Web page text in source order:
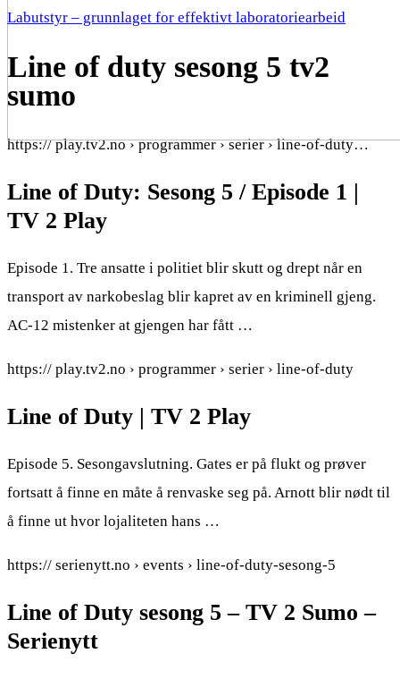
Labutstyr – grunnlaget for effektivt laboratoriearbeid
Line of duty sesong 5 tv2
sumo
https:// play.tv2.no › programmer › serier › line-of-duty…
Line of Duty: Sesong 5 / Episode 1 |
TV 2 Play
Episode 1. Tre ansatte i politiet blir skutt og drept når en
transport av narkobeslag blir kapret av en kriminell gjeng.
AC-12 mistenker at gjengen har fått …
https:// play.tv2.no › programmer › serier › line-of-duty
Line of Duty | TV 2 Play
Episode 5. Sesongavslutning. Gates er på flukt og prøver
fortsatt å finne en måte å renvaske seg på. Arnott blir nødt til
å finne ut hvor lojaliteten hans …
https:// serienytt.no › events › line-of-duty-sesong-5
Line of Duty sesong 5 – TV 2 Sumo –
Serienytt